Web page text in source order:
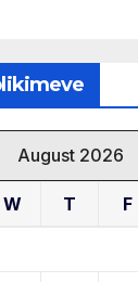
August 2026
W T F